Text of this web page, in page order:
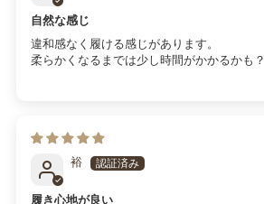
自然な感じ
違和感なく履ける感じがあります。
柔らかくなるまでは少し時間がかかるかも？
裕
履き心地が良い